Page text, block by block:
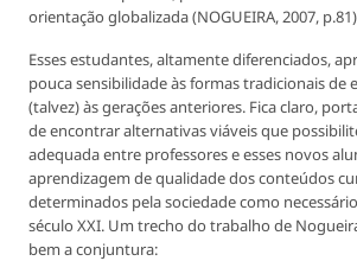
orientação globalizada (NOGUEIRA, 2007,
Esses estudantes, altamente diferenciados,
pouca sensibilidade às formas tradicionais de
(talvez) às gerações anteriores. Fica claro,
de encontrar alternativas viáveis que
adequada entre professores e esses novos
aprendizagem de qualidade dos conteúdos
determinados pela sociedade como
século XXI. Um trecho do trabalho de
bem a conjuntura: